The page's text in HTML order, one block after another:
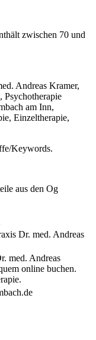
zwischen 70 und
Andreas Kramer,
Psychotherapie
am Inn,
Einzeltherapie,
Keywords.
aus den Og
Dr. med. Andreas
med. Andreas
online buchen.